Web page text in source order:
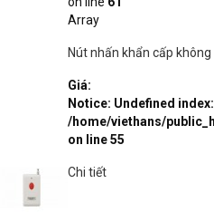
Array
Nút nhấn khẩn cấp không
Giá:
Notice: Undefined
/home/viethans/
on line55
Chi tiết